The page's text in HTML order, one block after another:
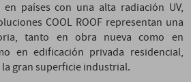
países con una alta radiación UV,
COOL ROOF representan una
tanto en obra nueva como en
en edificación privada residencial,
gran superficie industrial.